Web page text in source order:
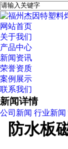
网站首页
关于我们
产品中心
新闻资讯
荣誉资质
案例展示
联系我们
新闻详情
公司新闻 行业新闻
防水板